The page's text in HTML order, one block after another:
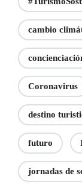
cambio
Coronavirus
destino
futuro
jornadas de